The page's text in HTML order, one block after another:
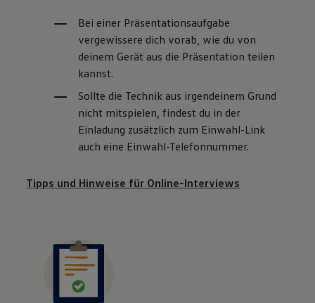
Bei einer Präsentationsaufgabe
vergewissere dich vorab, wie du von
deinem Gerät aus die Präsentation teilen
kannst.
Sollte die Technik aus irgendeinem Grund
nicht mitspielen, findest du in der
Einladung zusätzlich zum Einwahl-Link
auch eine Einwahl-Telefonnummer.
Tipps und Hinweise für Online-Interviews